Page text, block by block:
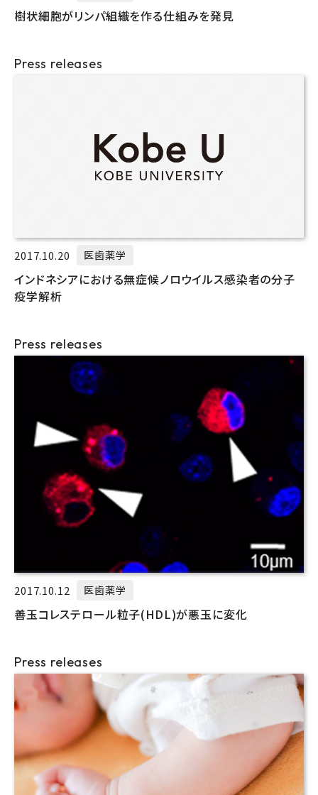
樹状細胞がリンパ組織を作る仕組みを発見
Press releases
2017.10.20 医歯薬学
インドネシアにおける無症候ノロウイルス感染者の分子
疫学解析
Press releases
2017.10.12 医歯薬学
善玉コレステロール粒子(HDL)が悪玉に変化
Press releases